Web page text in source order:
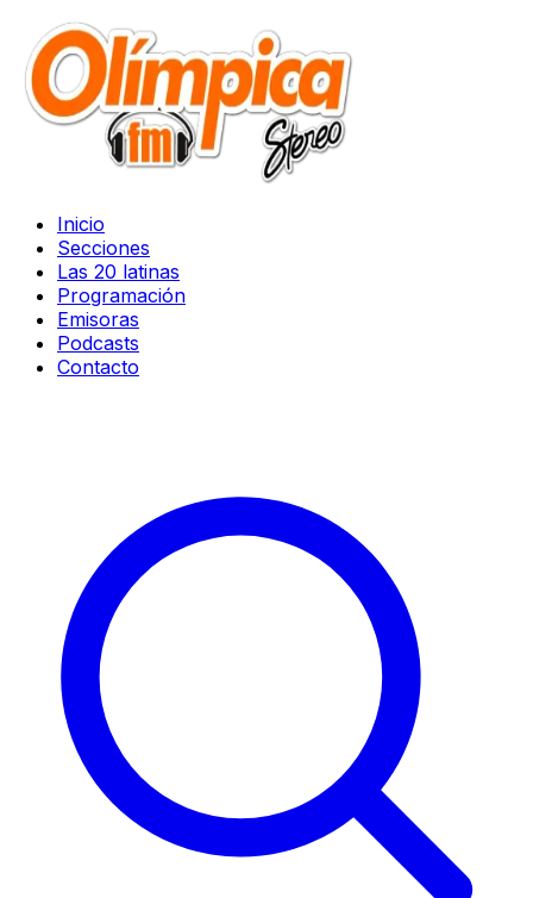
Inicio
Secciones
Las 20 latinas
Programación
Emisoras
Podcasts
Contacto